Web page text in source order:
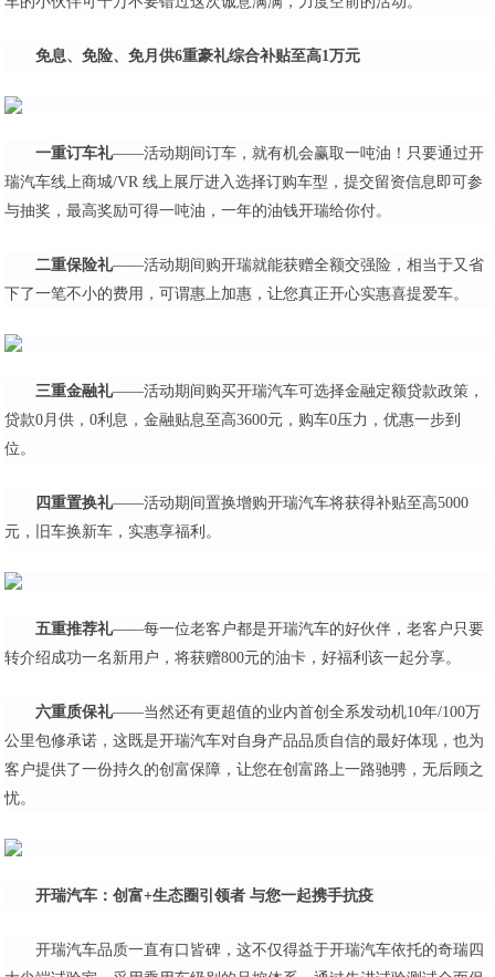
免息、免险、免月供6重豪礼综合补贴至高1万元
一重订车礼——活动期间订车，就有机会赢取一吨油！只要通过开
瑞汽车线上商城/VR 线上展厅进入选择订购车型，提交留资信息即可参
与抽奖，最高奖励可得一吨油，一年的油钱开瑞给你付。
二重保险礼——活动期间购开瑞就能获赠全额交强险，相当于又省
下了一笔不小的费用，可谓惠上加惠，让您真正开心实惠喜提爱车。
三重金融礼——活动期间购买开瑞汽车可选择金融定额贷款政策，
贷款0月供，0利息，金融贴息至高3600元，购车0压力，优惠一步到
位。
四重置换礼——活动期间置换增购开瑞汽车将获得补贴至高5000
元，旧车换新车，实惠享福利。
五重推荐礼——每一位老客户都是开瑞汽车的好伙伴，老客户只要
转介绍成功一名新用户，将获赠800元的油卡，好福利该一起分享。
六重质保礼——当然还有更超值的业内首创全系发动机10年/100万
公里包修承诺，这既是开瑞汽车对自身产品品质自信的最好体现，也为
客户提供了一份持久的创富保障，让您在创富路上一路驰骋，无后顾之
忧。
开瑞汽车：创富+生态圈引领者 与您一起携手抗疫
开瑞汽车品质一直有口皆碑，这不仅得益于开瑞汽车依托的奇瑞四